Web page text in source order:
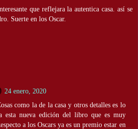
que reflejara la autentica casa. así se
Suerte en los Oscar.
24 enero, 2020
como la de la casa y otros detalles es lo
esta nueva edición del libro que es muy
a los Oscars ya es un premio estar en